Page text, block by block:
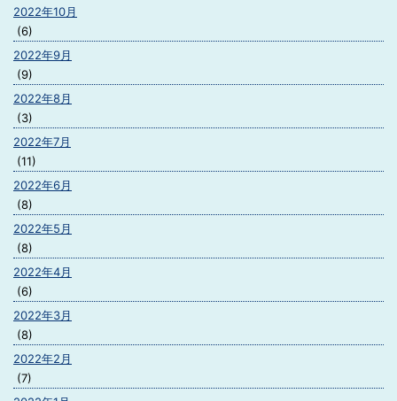
2022年10月
(6)
2022年9月
(9)
2022年8月
(3)
2022年7月
(11)
2022年6月
(8)
2022年5月
(8)
2022年4月
(6)
2022年3月
(8)
2022年2月
(7)